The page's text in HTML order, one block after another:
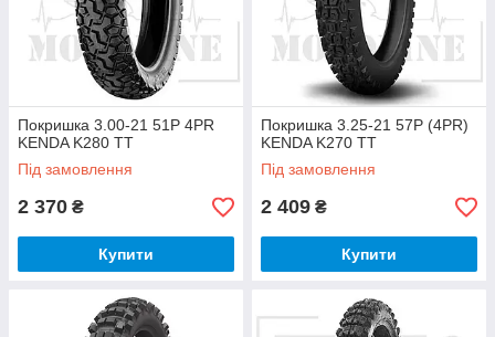
Покришка 3.00-21 51P 4PR
KENDA K280 TT
Під замовлення
2 370 ₴
Купити
Покришка 3.25-21 57P (4PR)
KENDA K270 TT
Під замовлення
2 409 ₴
Купити